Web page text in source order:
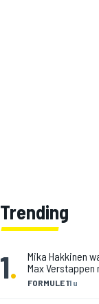
Trending
1. FORMULE 11 u
Mika Hakkinen
Max Verstappen